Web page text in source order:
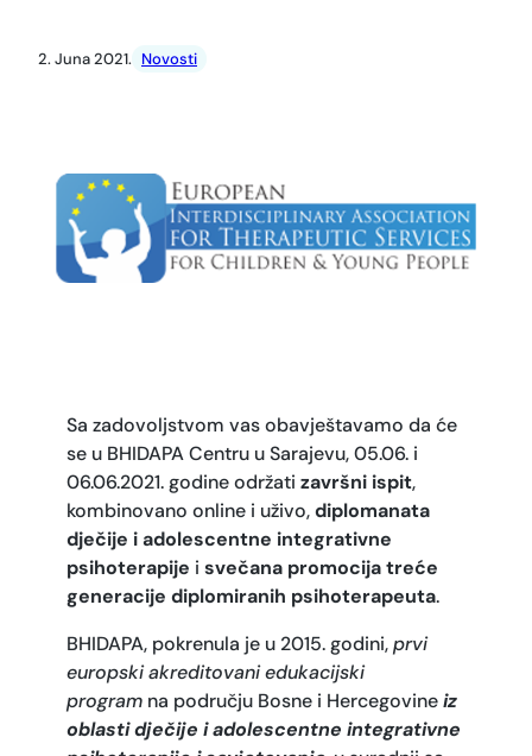
2. Juna 2021. Novosti
Sa zadovoljstvom vas obavještavamo da će
se u BHIDAPA Centru u Sarajevu, 05.06. i
06.06.2021. godine održati završni ispit,
kombinovano online i uživo,diplomanata
dječije i adolescentne integrativne
psihoterapije i svečana promocija treće
generacije diplomiranih psihoterapeuta.
BHIDAPA, pokrenula je u 2015. godini,prvi
europski akreditovani edukacijski
program na području Bosne i Hercegovineiz
oblasti dječije i adolescentne integrativne